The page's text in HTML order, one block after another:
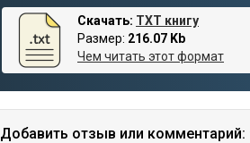
Скачать: TXT книгу
Размер: 216.07 Kb
Чем читать этот формат
Добавить отзыв или комментарий: